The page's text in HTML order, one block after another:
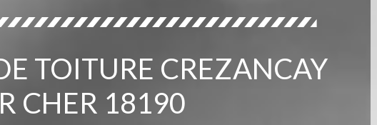
TOITURE CREZANCAY
CHER 18190